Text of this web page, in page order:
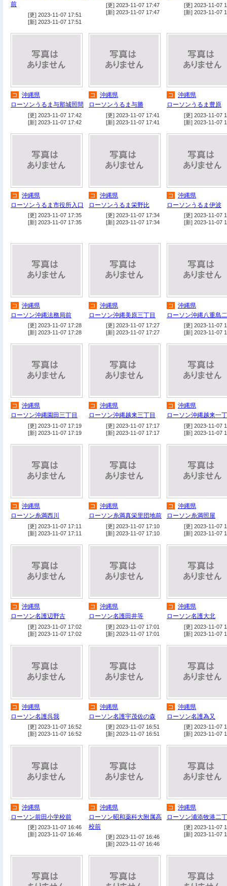
前
[更] 2023-11-07 17:51
[新] 2023-11-07 17:51
[更] 2023-11-07 17:47
[新] 2023-11-07 17:47
[更] 2023-11-07
[新] 2023-11-07
コ
沖縄県
ローソンうるま与那城照間
[更] 2023-11-07 17:42
[新] 2023-11-07 17:42
コ
沖縄県
ローソンうるま与勝
[更] 2023-11-07 17:41
[新] 2023-11-07 17:41
コ
沖縄県
ローソンうるま豊原
[更] 2023-11-07
[新] 2023-11-07
コ
沖縄県
ローソンうるま市役所入口
[更] 2023-11-07 17:35
[新] 2023-11-07 17:35
コ
沖縄県
ローソンうるま栄野比
[更] 2023-11-07 17:34
[新] 2023-11-07 17:34
コ
沖縄県
ローソンうるま伊波
[更] 2023-11-07
[新] 2023-11-07
コ
沖縄県
ローソン沖縄法務局前
[更] 2023-11-07 17:28
[新] 2023-11-07 17:28
コ
沖縄県
ローソン沖縄美原三丁目
[更] 2023-11-07 17:27
[新] 2023-11-07 17:27
コ
沖縄県
ローソン沖縄八重島
[更] 2023-11-07
[新] 2023-11-07
コ
沖縄県
ローソン沖縄園田三丁目
[更] 2023-11-07 17:19
[新] 2023-11-07 17:19
コ
沖縄県
ローソン沖縄越来三丁目
[更] 2023-11-07 17:17
[新] 2023-11-07 17:17
コ
沖縄県
ローソン沖縄越来一
[更] 2023-11-07
[新] 2023-11-07
コ
沖縄県
ローソン糸満西川
[更] 2023-11-07 17:11
[新] 2023-11-07 17:11
コ
沖縄県
ローソン糸満真栄里団地前
[更] 2023-11-07 17:10
[新] 2023-11-07 17:10
コ
沖縄県
ローソン糸満照屋
[更] 2023-11-07
[新] 2023-11-07
コ
沖縄県
ローソン名護辺野古
[更] 2023-11-07 17:02
[新] 2023-11-07 17:02
コ
沖縄県
ローソン名護田井等
[更] 2023-11-07 17:01
[新] 2023-11-07 17:01
コ
沖縄県
ローソン名護大北
[更] 2023-11-07
[新] 2023-11-07
コ
沖縄県
ローソン名護呉我
[更] 2023-11-07 16:52
[新] 2023-11-07 16:52
コ
沖縄県
ローソン名護宇茂佐の森
[更] 2023-11-07 16:51
[新] 2023-11-07 16:51
コ
沖縄県
ローソン名護為又
[更] 2023-11-07
[新] 2023-11-07
コ
沖縄県
ローソン前田小学校前
[更] 2023-11-07 16:46
[新] 2023-11-07 16:46
コ
沖縄県
ローソン昭和薬科大附属高
校前
[更] 2023-11-07 16:46
[新] 2023-11-07 16:46
コ
沖縄県
ローソン浦添牧港二
[更] 2023-11-07
[新] 2023-11-07